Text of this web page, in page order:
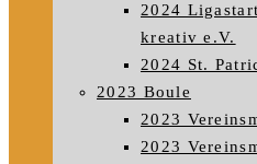
2024
kreativ e.V.
2024 St.
2023 Boule
2023
2023